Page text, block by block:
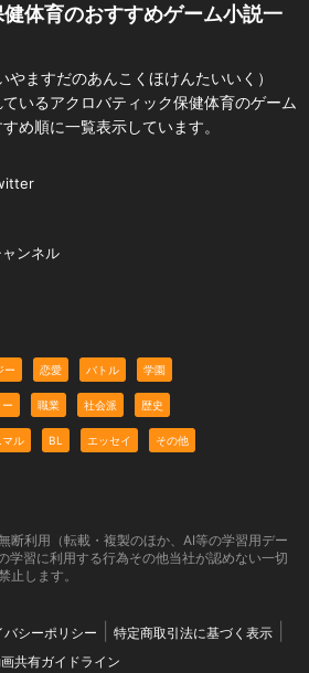
体育のおすすめゲーム小説一
ますだのあんこくほけんたいいく）
いるアクロバティック保健体育のゲーム
め順に一覧表示しています。
ンネル
ー 恋愛 バトル 学園
ー 職業 社会派 歴史
マル BL エッセイ その他
断利用（転載・複製のほか、AI等の学習用デー
学習に利用する行為その他当社が認めない一切
止します。
バシーポリシー
特定商取引法に基づく表示
共有ガイドライン